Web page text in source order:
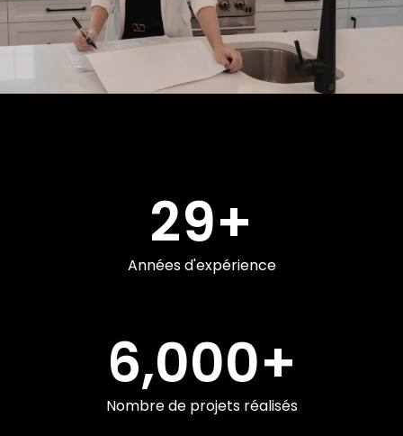
Années d'expérience
29+
Nombre de projets réalisés​
6,000+